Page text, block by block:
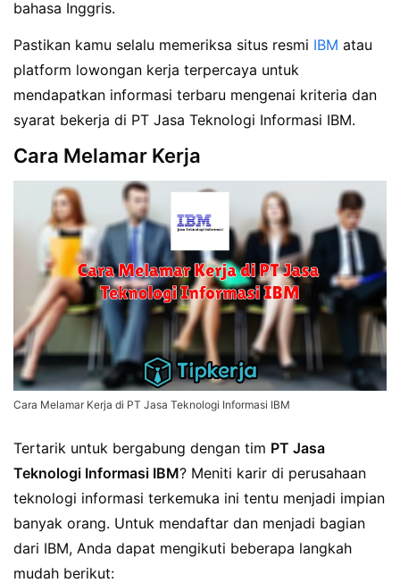
bahasa Inggris.
Pastikan kamu selalu memeriksa situs resmi IBM atau
platform lowongan kerja terpercaya untuk
mendapatkan informasi terbaru mengenai kriteria dan
syarat bekerja di PT Jasa Teknologi Informasi IBM.
Cara Melamar Kerja
Cara Melamar Kerja di PT Jasa Teknologi Informasi IBM
Tertarik untuk bergabung dengan tim PT Jasa
Teknologi Informasi IBM? Meniti karir di perusahaan
teknologi informasi terkemuka ini tentu menjadi impian
banyak orang. Untuk mendaftar dan menjadi bagian
dari IBM, Anda dapat mengikuti beberapa langkah
mudah berikut: